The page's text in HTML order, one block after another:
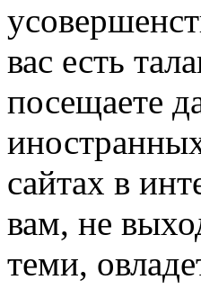
вас есть
посещаете
сайтах в
вам, не
теми,